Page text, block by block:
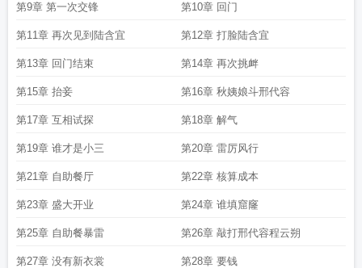
第9章 第一次交锋 第10章 回门
第11章 再次见到陆含宜 第12章 打脸陆含宜
第13章 回门结束 第14章 再次挑衅
第15章 抬妾 第16章 秋姨娘斗邢代容
第17章 互相试探 第18章 解气
第19章 谁才是小三 第20章 雷厉风行
第21章 自助餐厅 第22章 核算成本
第23章 盛大开业 第24章 谁填窟窿
第25章 自助餐暴雷 第26章 敲打邢代容程云朔
第27章 没有新衣裳 第28章 要钱